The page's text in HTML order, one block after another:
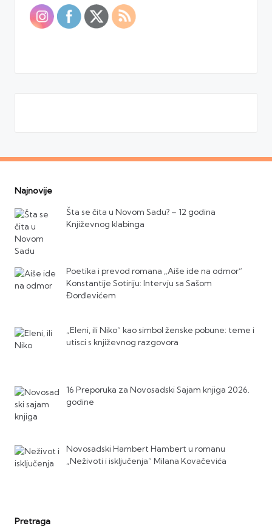
Najnovije
Šta se čita u Novom Sadu? – 12 godina
Književnog klabinga
Poetika i prevod romana „Aiše ide na odmor“
Konstantije Sotiriju: Intervju sa Sašom
Đorđevićem
„Eleni, ili Niko“ kao simbol ženske pobune: teme i
utisci s književnog razgovora
16 Preporuka za Novosadski Sajam knjiga 2026.
godine
Novosadski Hambert Hambert u romanu
„Neživoti i isključenja“ Milana Kovačevića
Pretraga